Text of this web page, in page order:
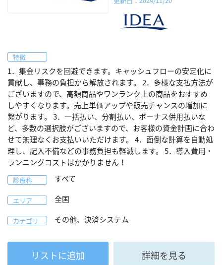
特徴
1．集金リスクを回避できます。キャッシュフローの安定化に
貢献し、事務の負担から解放されます。 2．多様な支払方法が
ございますので、高額商品やワンランク上の商品をおすすめ
しやすくなります。売上単価アップや販売チャンスの増加に
繋がります。 3．一括払い、分割払い、ボーナス併用払いな
ど、多数の選択肢がございますので、お客様の資金計画に合わ
せて無理なくお支払いいただけます。 4．面倒な計算を自動処
理し、記入不備などの事務負担も軽減します。 5．導入費用・
ランニングコストはかかりません！
診療科 すべて
エリア 全国
カテゴリ その他、決済システム
リストに追加 詳細を見る